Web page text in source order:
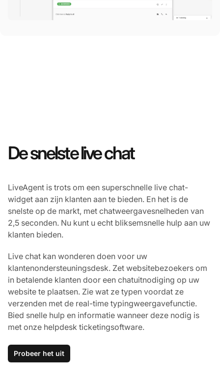
De snelste live chat
LiveAgent is trots om een superschnelle live chat-
widget aan zijn klanten aan te bieden. En het is de
snelste op de markt, met chatweergavesnelheden van
2,5 seconden. Nu kunt u echt bliksemsnelle hulp aan uw
klanten bieden.
Live chat kan wonderen doen voor uw
klantenondersteuningsdesk. Zet websitebezoekers om
in betalende klanten door een chatuitnodiging op uw
website te plaatsen. Zie wat ze typen voordat ze
verzenden met de real-time typingweergavefunctie.
Bied snelle hulp en informatie wanneer deze nodig is
met onze helpdesk ticketingsoftware.
Probeer het uit